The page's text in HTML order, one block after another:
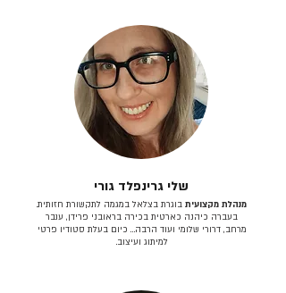
שלי גרינפלד גורי
מנהלת מקצועית בוגרת בצלאל במגמה לתקשורת חזותית.
בעברה כיהנה כארטית בכירה בראובני פרידן, ענבר
מרחב, דרורי שלומי ועוד הרבה… כיום בעלת סטודיו פרטי
למיתוג ועיצוב.